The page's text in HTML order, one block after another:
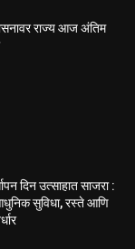
राज्य आज अंतिम
दिन उत्साहात साजरा :
सुविधा, रस्ते आणि